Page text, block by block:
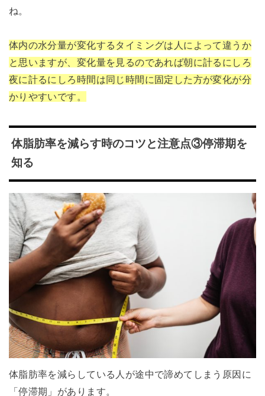
ね。
体内の水分量が変化するタイミングは人によって違うか
と思いますが、変化量を見るのであれば朝に計るにしろ
夜に計るにしろ時間は同じ時間に固定した方が変化が分
かりやすいです。
体脂肪率を減らす時のコツと注意点③停滞期を
知る
体脂肪率を減らしている人が途中で諦めてしまう原因に
「停滞期」があります。